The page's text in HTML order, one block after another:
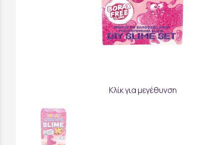
Κλίκ για μεγέθυνση